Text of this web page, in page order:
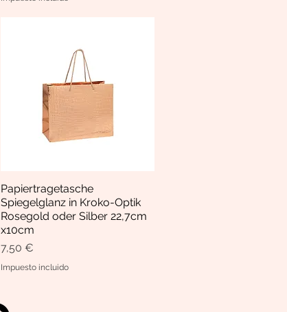
Vista rápida
Papiertragetasche
Spiegelglanz in Kroko-Optik
Rosegold oder Silber 22,7cm
x10cm
Precio
7,50 €
Impuesto incluido